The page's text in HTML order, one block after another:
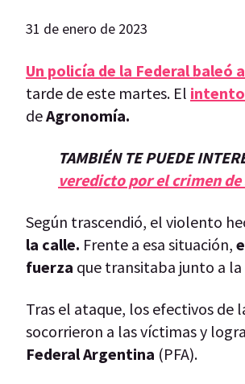
31 de enero de 2023
Un policía de la Federal baleó
tarde de este martes. El
deAgronomía.
TAMBIÉN TE PUEDE
veredicto por el crimen
Según trascendió, el violento
la calle. Frente a esa situación,
fuerza que transitaba junto a la
Tras el ataque, los efectivos de
socorrieron a las víctimas y
Federal Argentina (PFA).